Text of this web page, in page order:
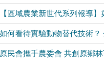
【區域農業新世代系列報導
如何看待實驗動物替代技術
原民會攜手農委會 共創原鄉